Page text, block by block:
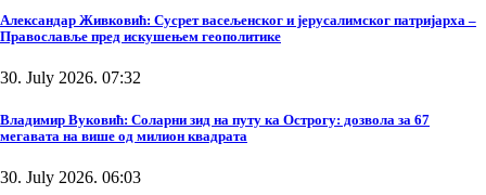
Александар Живковић: Сусрет васељенског и јерусалимског патријарха –
Православље пред искушењем геополитике
30. July 2026. 07:32
Владимир Вуковић: Соларни зид на путу ка Острогу: дозвола за 67
мегавата на више од милион квадрата
30. July 2026. 06:03